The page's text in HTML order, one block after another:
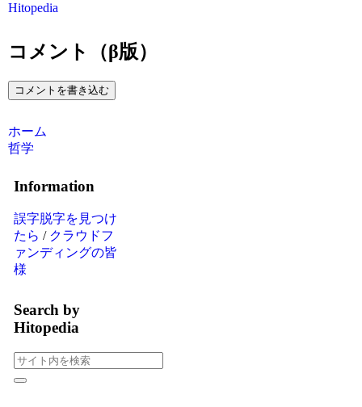
Hitopedia
コメント（β版）
コメントを書き込む
ホーム
哲学
Information
誤字脱字を見つけ
たら / クラウドフ
ァンディングの皆
様
Search by
Hitopedia